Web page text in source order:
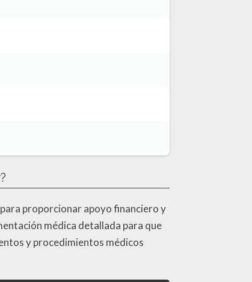
proporcionar apoyo financiero y
médica detallada para que
y procedimientos médicos